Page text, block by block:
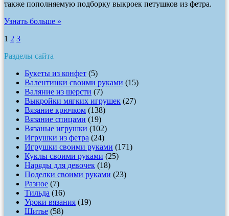
также пополняемую подборку выкроек петушков из фетра.
Узнать больше »
1 2 3
Разделы сайта
Букеты из конфет (5)
Валентинки своими руками (15)
Валяние из шерсти (7)
Выкройки мягких игрушек (27)
Вязание крючком (138)
Вязание спицами (19)
Вязаные игрушки (102)
Игрушки из фетра (24)
Игрушки своими руками (171)
Куклы своими руками (25)
Наряды для девочек (18)
Поделки своими руками (23)
Разное (7)
Тильда (16)
Уроки вязания (19)
Шитье (58)